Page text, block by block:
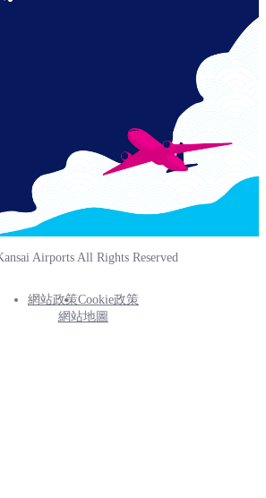
Airports All Rights Reserved
網站政策Cookie政策
網站地圖